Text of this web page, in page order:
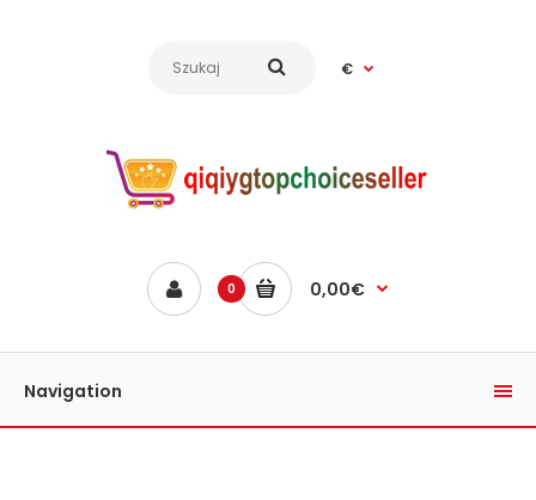
€
0 0,00€
Navigation